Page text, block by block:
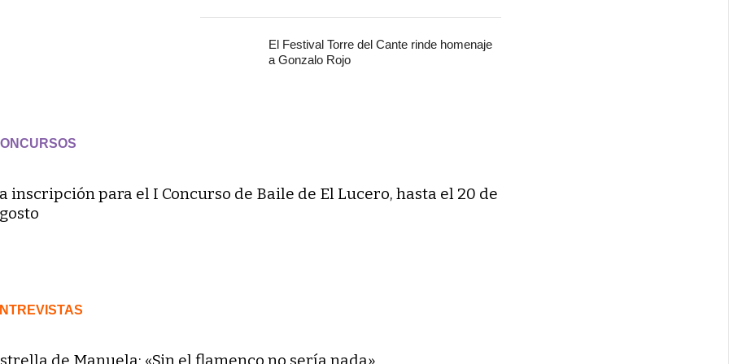
El Festival Torre del Cante rinde homenaje
a Gonzalo Rojo
inscripción para el I Concurso de Baile de El Lucero, hasta el 20 de